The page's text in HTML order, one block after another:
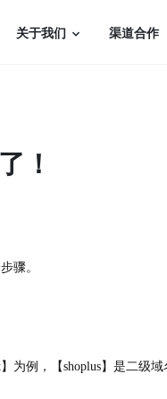
关于我们 渠道合作
！
骤。
为例，【shoplus】是二级